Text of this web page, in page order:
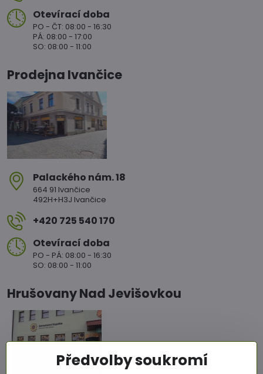
Otevírací doba
PO - ČT: 08:00 - 16:30
PÁ: 08:00 - 17:00
SO: 08:00 - 11:00
Prodejna Ivančice
Palackého nám​. 18
664 91 Ivančice
492H+H3J Ivančice
+420 725 540 170
Otevírací doba
PO - PÁ: 08:00 - 16:30
SO: 08:00 - 11:00
Hrušovany Nad Jevišovkou
Předvolby soukromí